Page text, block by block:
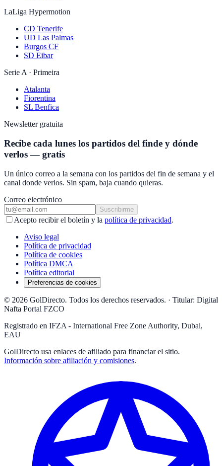
LaLiga Hypermotion
CD Tenerife
UD Las Palmas
Burgos CF
SD Eibar
Serie A · Primeira
Atalanta
Fiorentina
SL Benfica
Newsletter gratuita
Recibe cada lunes los partidos del finde y dónde
verlos — gratis
Un único correo a la semana con los partidos del fin de semana y el
canal donde verlos. Sin spam, baja cuando quieras.
Correo electrónico
Suscribirme
Acepto recibir el boletín y la política de privacidad.
Aviso legal
Política de privacidad
Política de cookies
Política DMCA
Política editorial
Preferencias de cookies
© 2026 GolDirecto. Todos los derechos reservados. · Titular: Digital
Nafta Portal FZCO
Registrado en IFZA - International Free Zone Authority, Dubai,
EAU
GolDirecto usa enlaces de afiliado para financiar el sitio.
Información sobre afiliación y comisiones.